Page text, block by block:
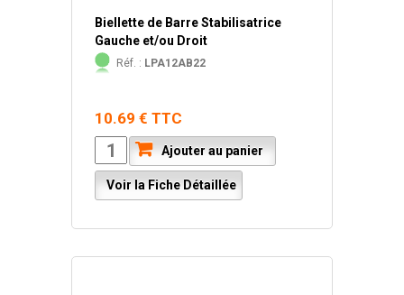
Biellette de Barre Stabilisatrice
Gauche et/ou Droit
Réf. : LPA12AB22
10.69 € TTC
Ajouter au panier
Voir la Fiche Détaillée